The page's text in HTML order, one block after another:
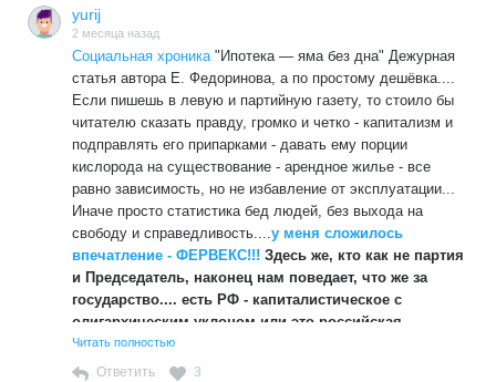
yurij
2 месяца назад
Социальная хроника"Ипотека — яма без дна" Дежурная
статья автора Е. Федоринова, а по простому дешёвка....
Если пишешь в левую и партийную газету, то стоило бы
читателю сказать правду, громко и четко - капитализм и
подправлять его припарками - давать ему порции
кислорода на существование - арендное жилье - все
равно зависимость, но не избавление от эксплуатации...
Иначе просто статистика бед людей, без выхода на
свободу и справедливость....у меня сложилось
впечатление - ФЕРВЕКС!!! Здесь же, кто как не партия
и Председатель, наконец нам поведает, что же за
государство.... есть РФ - капиталистическое с
олигархическим уклоном или это российская
специфика нео империализма,тогда как последние
лозунги - противостоять империализму, против!???
Читать полностью
Ответить 3